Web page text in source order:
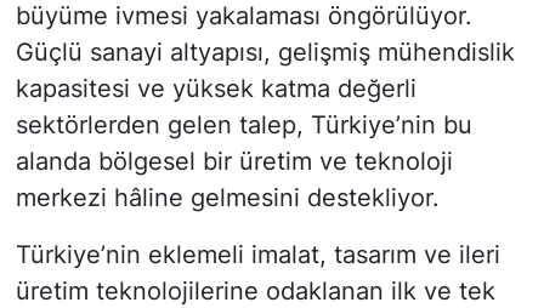
büyüme ivmesi yakalaması öngörülüyor.
Güçlü sanayi altyapısı, gelişmiş mühendislik
kapasitesi ve yüksek katma değerli
sektörlerden gelen talep, Türkiye’nin bu
alanda bölgesel bir üretim ve teknoloji
merkezi hâline gelmesini destekliyor.
Türkiye’nin eklemeli imalat, tasarım ve ileri
üretim teknolojilerine odaklanan ilk ve tek